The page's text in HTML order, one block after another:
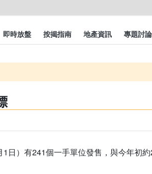
即時放盤 按揭指南 地產資訊 專題討論
）有241個一手單位發售，與今年初